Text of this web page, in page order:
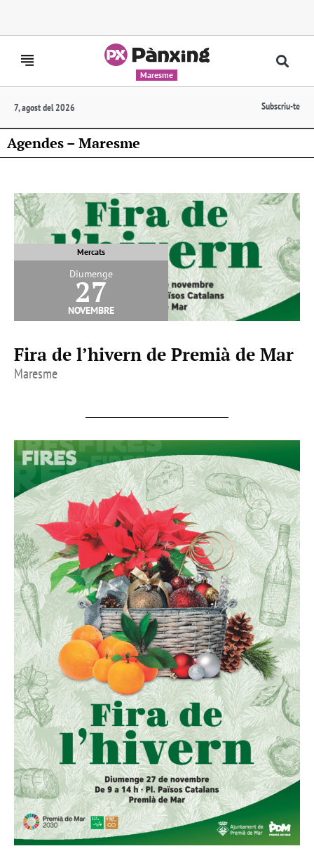
Maresme
7, agost del 2026 Subscriu-te
Agendes – Maresme
Mercats
Diumenge
27
novembre
Fira de l’hivern de Premià de Mar
Maresme